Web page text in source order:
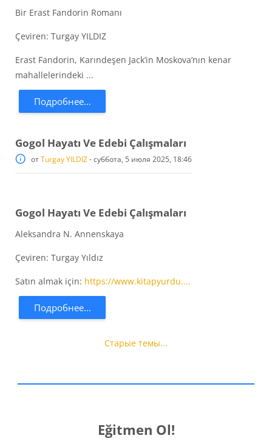
Bir Erast Fandorin Romanı
Çeviren: Turgay YILDIZ
Erast Fandorin, Karındeşen Jack’in Moskova’nın kenar
mahallelerindeki ...
Подробнее...
Gogol Hayatı Ve Edebi Çalışmaları
отTurgay YILDIZ-суббота, 5 июля 2025, 18:46
Gogol Hayatı Ve Edebi Çalışmaları
Aleksandra N. Annenskaya
Çeviren: Turgay Yıldız
Satın almak için: https://www.kitapyurdu....
Подробнее...
Старые темы...
Eğitmen Ol!